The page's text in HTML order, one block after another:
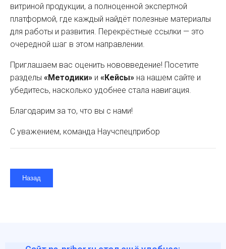
витриной продукции, а полноценной экспертной
платформой, где каждый найдёт полезные материалы
для работы и развития. Перекрёстные ссылки — это
очередной шаг в этом направлении.
Приглашаем вас оценить нововведение! Посетите
разделы «Методики» и «Кейсы» на нашем сайте и
убедитесь, насколько удобнее стала навигация.
Благодарим за то, что вы с нами!
С уважением, команда Научспецприбор
Назад